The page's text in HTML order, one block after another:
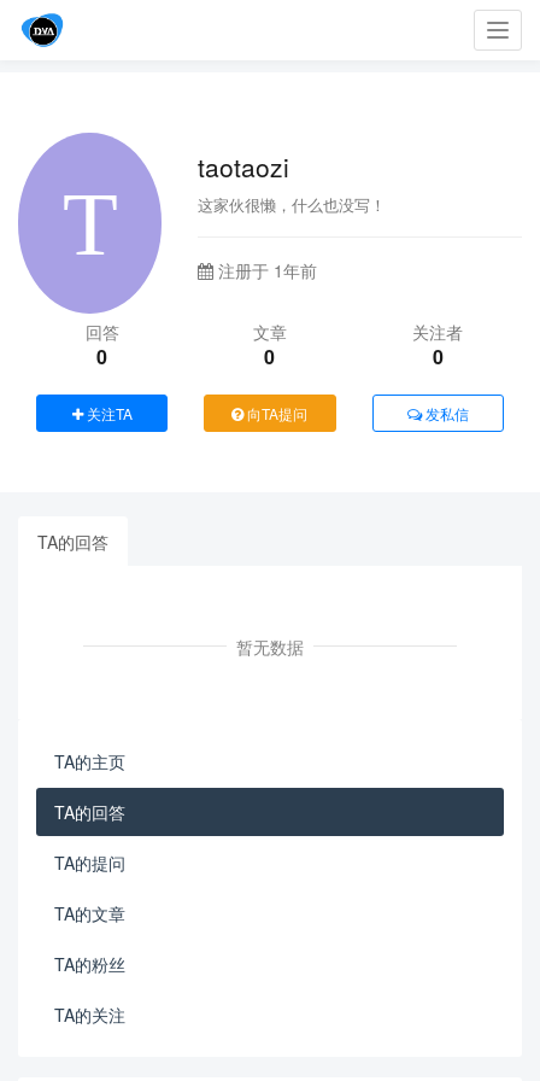
taotaozi
这家伙很懒，什么也没写！
注册于 1年前
回答
0
文章
0
关注者
0
关注TA 向TA提问 发私信
TA的回答
暂无数据
TA的主页
TA的回答
TA的提问
TA的文章
TA的粉丝
TA的关注